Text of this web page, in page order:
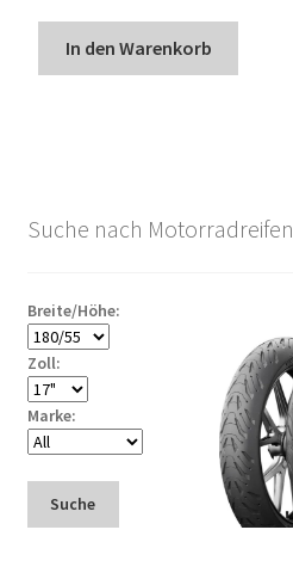
In den Warenkorb
Suche nach Motorradreifen
Breite/Höhe:
Zoll:
Marke:
Suche